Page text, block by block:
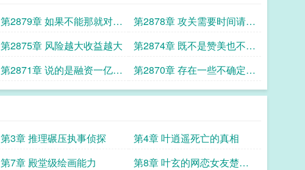
第2879章 如果不能那就对不
起了
第2878章 攻关需要时间请市
场给予耐心
第2875章 风险越大收益越大
第2874章 既不是赞美也不是
批评
第2871章 说的是融资一亿怎
么突然翻倍了
第2870章 存在一些不确定因
素
第3章 推理碾压执事侦探
第4章 叶逍遥死亡的真相
第7章 殿堂级绘画能力
第8章 叶玄的网恋女友楚幼